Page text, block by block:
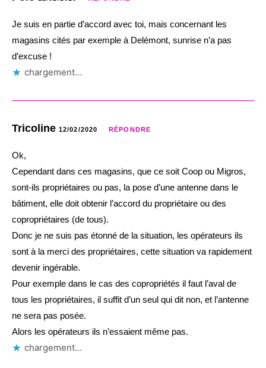
Je suis en partie d’accord avec toi, mais concernant les
magasins cités par exemple à Delémont, sunrise n’a pas
d’excuse !
chargement…
Tricoline 12/02/2020 RÉPONDRE
Ok,
Cependant dans ces magasins, que ce soit Coop ou Migros,
sont-ils propriétaires ou pas, la pose d’une antenne dans le
bâtiment, elle doit obtenir l’accord du propriétaire ou des
copropriétaires (de tous).
Donc je ne suis pas étonné de la situation, les opérateurs ils
sont à la merci des propriétaires, cette situation va rapidement
devenir ingérable.
Pour exemple dans le cas des copropriétés il faut l’aval de
tous les propriétaires, il suffit d’un seul qui dit non, et l’antenne
ne sera pas posée.
Alors les opérateurs ils n’essaient même pas.
chargement…